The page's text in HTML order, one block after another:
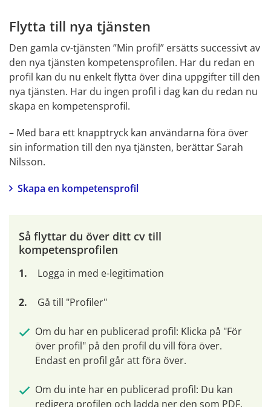
Flytta till nya tjänsten
Den gamla cv-tjänsten ”Min profil” ersätts successivt av
den nya tjänsten kompetensprofilen. Har du redan en
profil kan du nu enkelt flytta över dina uppgifter till den
nya tjänsten. Har du ingen profil i dag kan du redan nu
skapa en kompetensprofil.
– Med bara ett knapptryck kan användarna föra över
sin information till den nya tjänsten, berättar Sarah
Nilsson.
Skapa en kompetensprofil
Så flyttar du över ditt cv till
kompetensprofilen
Logga in med e-legitimation
Gå till "Profiler"
Om du har en publicerad profil: Klicka på "För
över profil" på den profil du vill föra över.
Endast en profil går att föra över.
Om du inte har en publicerad profil: Du kan
redigera profilen och ladda ner den som PDF.